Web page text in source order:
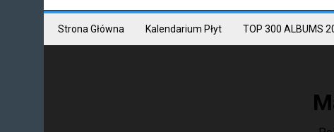
Strona Główna Kalendarium Płyt TOP 300 ALBUMS